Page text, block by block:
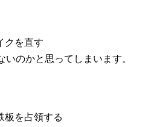
クを直す
のかと思ってしまいます。
板を占領する